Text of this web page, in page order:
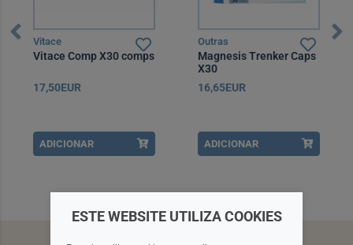
Vitace
Vitace Comp X30 comps
17,50EUR
ADICIONAR
Outras
Magnesis Trenker Caps
X30
16,65EUR
ADICIONAR
ESTE WEBSITE UTILIZA COOKIES